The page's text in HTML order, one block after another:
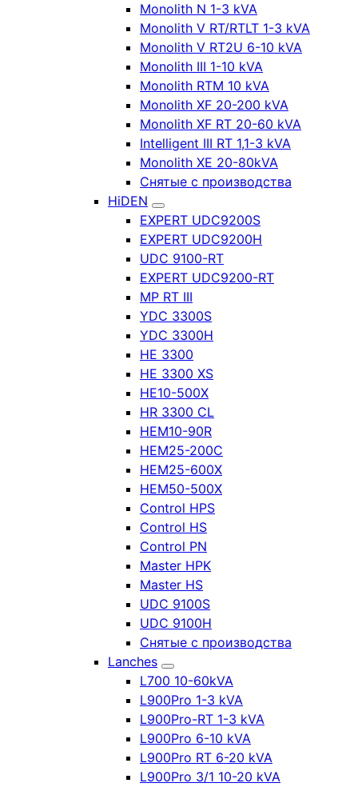
Monolith N 1-3 kVA
Monolith V RT/RTLT 1-3 kVA
Monolith V RT2U 6-10 kVA
Monolith III 1-10 kVA
Monolith RTM 10 kVA
Monolith XF 20-200 kVA
Monolith XF RT 20-60 kVA
Intelligent III RT 1,1-3 kVA
Monolith XE 20-80kVA
Снятые с производства
HiDEN
EXPERT UDC9200S
EXPERT UDC9200H
UDC 9100-RT
EXPERT UDC9200-RT
MP RT III
YDC 3300S
YDC 3300H
HE 3300
HE 3300 XS
HE10-500X
HR 3300 CL
HEM10-90R
HEM25-200C
HEM25-600X
HEM50-500X
Control HPS
Control HS
Control PN
Master HPK
Master HS
UDC 9100S
UDC 9100H
Снятые с производства
Lanches
L700 10-60kVA
L900Pro 1-3 kVA
L900Pro-RT 1-3 kVA
L900Pro 6-10 kVA
L900Pro RT 6-20 kVA
L900Pro 3/1 10-20 kVA